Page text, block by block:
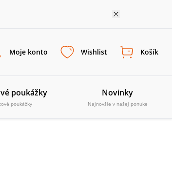
Moje konto Wishlist Košík
poukážky
poukážky
Novinky
Najnovšie v našej ponuke